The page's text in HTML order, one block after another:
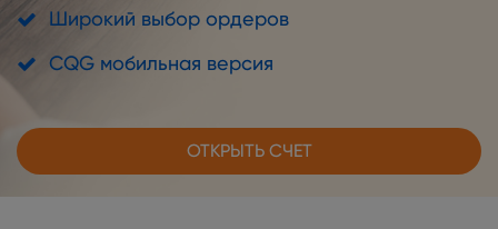
Широкий выбор ордеров
CQG мобильная версия
ОТКРЫТЬ СЧЕТ